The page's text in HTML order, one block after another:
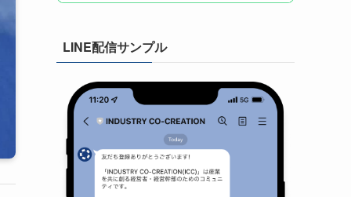
LINE配信サンプル